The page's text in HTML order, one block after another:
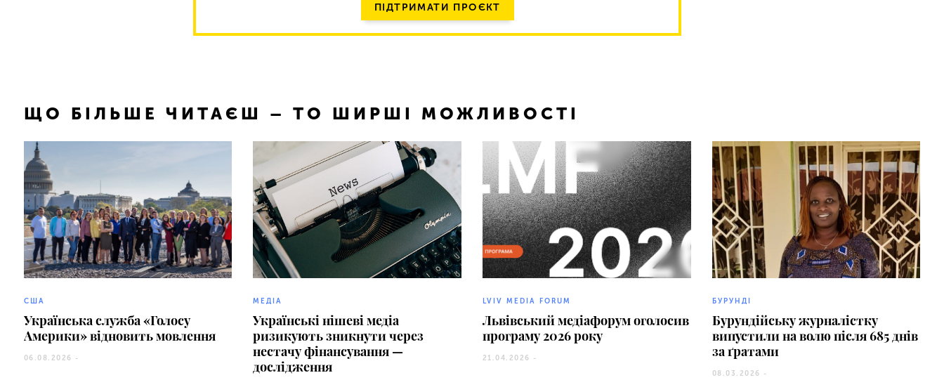
ПІДТРИМАТИ ПРОЄКТ
ЩО БІЛЬШЕ ЧИТАЄШ – ТО ШИРШІ МОЖЛИВОСТІ
CША
Українська служба «Голосу
Америки» відновить мовлення
06.08.2026 -
МЕДІА
Українські нішеві медіа
ризикують зникнути через
нестачу фінансування —
дослідження
LVIV MEDIA FORUM
Львівський медіафорум оголосив
програму 2026 року
21.04.2026 -
БУРУНДІ
Бурундійську журналістку
випустили на волю після 685 днів
за ґратами
08.03.2026 -